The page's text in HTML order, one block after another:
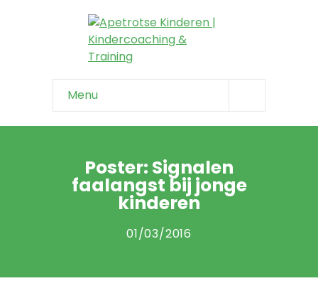
Menu
Home
Info & tips
-- Onzeker kind
-- Negatief zelfbeeld
Poster: Signalen
faalangst bij jonge
kinderen
01/03/2016